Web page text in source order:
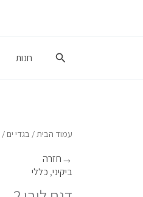
חיפוש חנות
עמוד הבית/ בגדי ים /
→חזרה
ביקיני, כללי
כמות
דגם
ליבי